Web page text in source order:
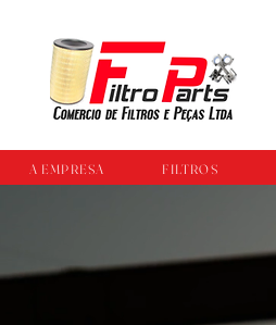
A EMPRESA FILTROS